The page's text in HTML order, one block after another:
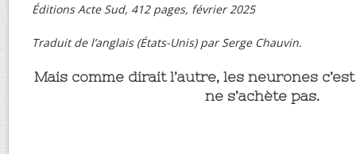
Éditions Acte Sud, 412 pages, février 2025
Traduit de l’anglais (États-Unis) par Serge Chauvin.
Mais comme dirait l’autre, les neurones
ne s’achète pas.